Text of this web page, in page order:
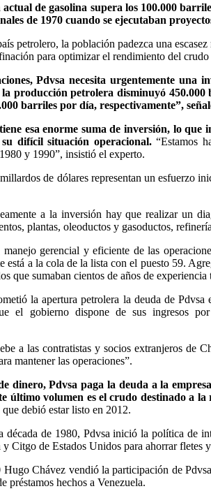
de gasolina supera los 100.000
de 1970 cuando se ejecutaban
petrolero, la población padezca una
para optimizar el rendimiento del
Pdvsa necesita urgentemente una
la producción petrolera disminuyó
barriles por día, respectivamente”,
esa enorme suma de inversión, lo
difícil situación operacional.“Estamos
y 1990”, insistió el experto.
de dólares representan un esfuerzo
a la inversión hay que realizar un
plantas, oleoductos y gasoductos,
gerencial y eficiente de las
está a la cola de la lista con el puesto 59.
que sumaban cientos de años de
la apertura petrolera la deuda de
el gobierno dispone de sus ingresos
a las contratistas y socios extranjeros
mantener las operaciones”.
dinero, Pdvsa paga la deuda a la
último volumen es el crudo destinado a
debió estar listo en 2012.
de 1980, Pdvsa inició la política de
Citgo de Estados Unidos para ahorrar fletes
Chávez vendió la participación de
préstamos hechos a Venezuela.